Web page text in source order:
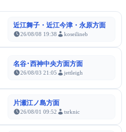
近江舞子・近江今津・永原方面
26/08/08 19:38 koseilineb
名谷･西神中央方面方面
26/08/03 21:05 jettleigh
片瀬江ノ島方面
26/08/01 09:52 tsrknic